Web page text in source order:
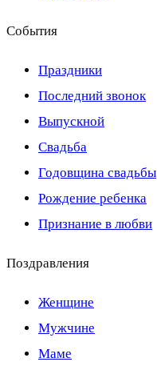
События
Праздники
Последний звонок
Выпускной
Свадьба
Годовщина свадьбы
Рождение ребенка
Признание в любви
Поздравления
Женщине
Мужчине
Маме